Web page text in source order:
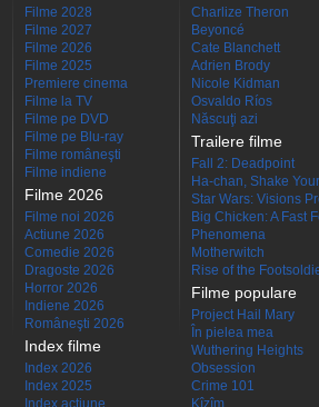
Filme 2028
Filme 2027
Filme 2026
Filme 2025
Premiere cinema
Filme la TV
Filme pe DVD
Filme pe Blu-ray
Filme româneşti
Filme indiene
Filme 2026
Filme noi 2026
Actiune 2026
Comedie 2026
Dragoste 2026
Horror 2026
Indiene 2026
Româneşti 2026
Index filme
Index 2026
Index 2025
Index acţiune
Charlize Theron
Beyoncé
Cate Blanchett
Adrien Brody
Nicole Kidman
Osvaldo Ríos
Născuţi azi
Trailere filme
Fall 2: Deadpoint
Ha-chan, Shake
Star Wars: Visions
Big Chicken: A Fast
Phenomena
Motherwitch
Rise of the
Filme populare
Project Hail Mary
În pielea mea
Wuthering Heights
Obsession
Crime 101
Kîzîm